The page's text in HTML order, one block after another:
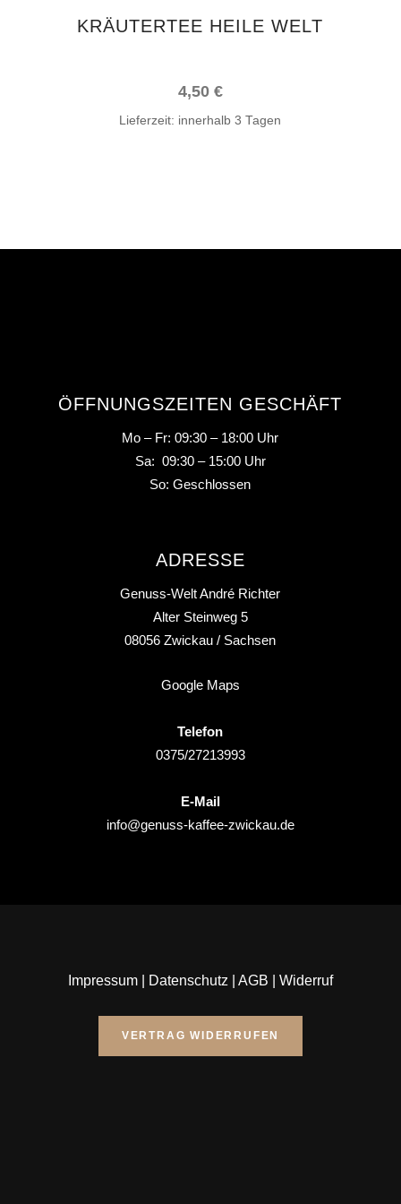
KRÄUTERTEE HEILE WELT
4,50 €
Lieferzeit: innerhalb 3 Tagen
ÖFFNUNGSZEITEN GESCHÄFT
Mo – Fr: 09:30 – 18:00 Uhr
Sa: 09:30 – 15:00 Uhr
So: Geschlossen
ADRESSE
Genuss-Welt André Richter
Alter Steinweg 5
08056 Zwickau / Sachsen
Google Maps
Telefon
0375/27213993
E-Mail
info@genuss-kaffee-zwickau.de
Impressum| Datenschutz AGB Widerruf
VERTRAG WIDERRUFEN